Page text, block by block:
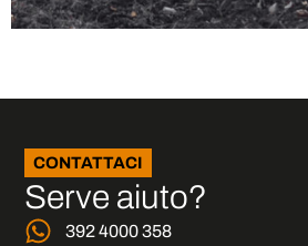
CONTATTACI
Serve aiuto?
392 4000 358